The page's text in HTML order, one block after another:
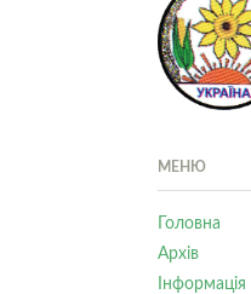
МЕНЮ
Головна
Архів
Інформація